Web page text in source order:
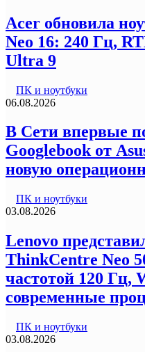
Acer обновила
Neo 16: 240 Гц,
Ultra 9
ПК и ноутбуки
06.08.2026
В Сети впервые
Googlebook от
новую
ПК и ноутбуки
03.08.2026
Lenovo
ThinkCentre Neo
частотой 120 Гц,
современные
ПК и ноутбуки
03.08.2026